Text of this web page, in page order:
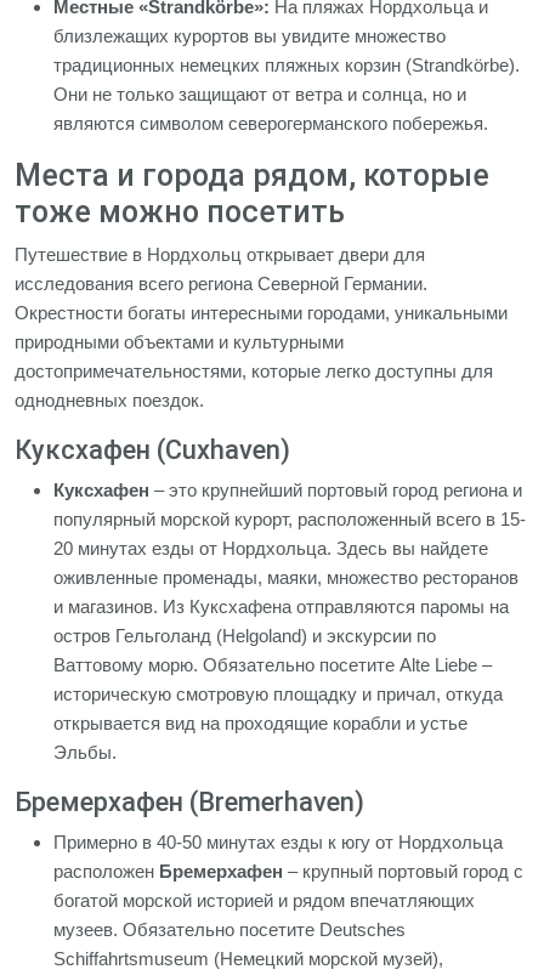
Местные «Strandkörbe»: На пляжах Нордхольца и
близлежащих курортов вы увидите множество
традиционных немецких пляжных корзин (Strandkörbe).
Они не только защищают от ветра и солнца, но и
являются символом северогерманского побережья.
Места и города рядом, которые
тоже можно посетить
Путешествие в Нордхольц открывает двери для
исследования всего региона Северной Германии.
Окрестности богаты интересными городами, уникальными
природными объектами и культурными
достопримечательностями, которые легко доступны для
однодневных поездок.
Куксхафен (Cuxhaven)
Куксхафен – это крупнейший портовый город региона и
популярный морской курорт, расположенный всего в 15-
20 минутах езды от Нордхольца. Здесь вы найдете
оживленные променады, маяки, множество ресторанов
и магазинов. Из Куксхафена отправляются паромы на
остров Гельголанд (Helgoland) и экскурсии по
Ваттовому морю. Обязательно посетите Alte Liebe –
историческую смотровую площадку и причал, откуда
открывается вид на проходящие корабли и устье
Эльбы.
Бремерхафен (Bremerhaven)
Примерно в 40-50 минутах езды к югу от Нордхольца
расположен Бремерхафен – крупный портовый город с
богатой морской историей и рядом впечатляющих
музеев. Обязательно посетите Deutsches
Schiffahrtsmuseum (Немецкий морской музей),